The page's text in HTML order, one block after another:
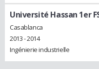
Université Hassan 1er
Casablanca
2013 - 2014
Ingénierie industrielle